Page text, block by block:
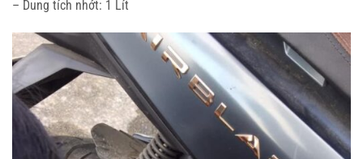
– Dung tích nhớt: 1 Lít